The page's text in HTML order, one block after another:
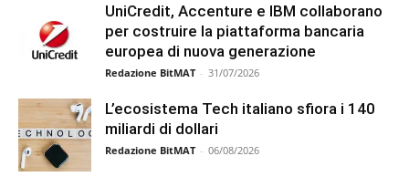
UniCredit, Accenture e IBM collaborano
per costruire la piattaforma bancaria
europea di nuova generazione
Redazione BitMAT - 31/07/2026
L’ecosistema Tech italiano sfiora i 140
miliardi di dollari
Redazione BitMAT - 06/08/2026